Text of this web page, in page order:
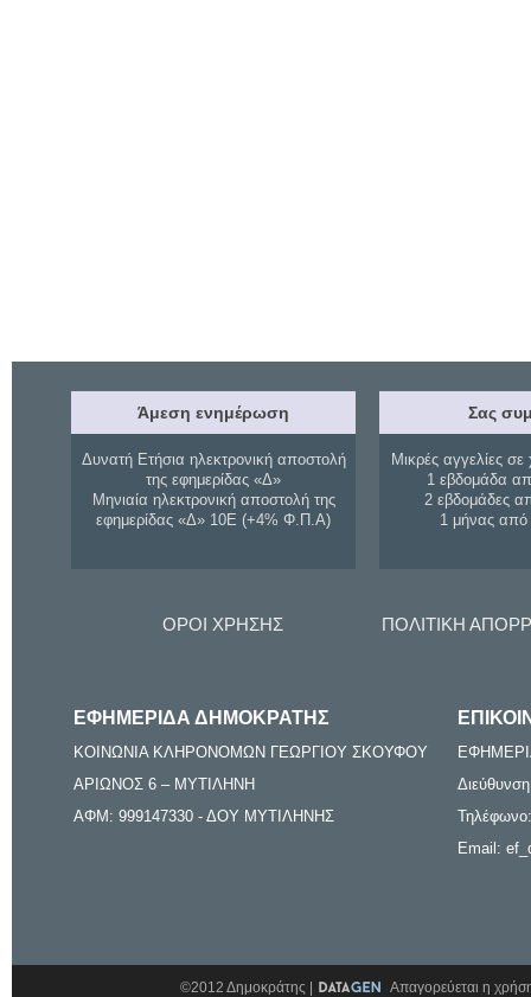
Άμεση ενημέρωση
Δυνατή Ετήσια ηλεκτρονική αποστολή
της εφημερίδας «Δ»
Μηνιαία ηλεκτρονική αποστολή της
εφημερίδας «Δ» 10Ε (+4% Φ.Π.Α)
Σας
Μικρές αγγελίες σε
1 εβδομάδα
2 εβδομάδες
1 μήνας
ΟΡΟΙ ΧΡΗΣΗΣ ΠΟΛΙΤΙΚΗ
ΕΦΗΜΕΡΙΔΑ ΔΗΜΟΚΡΑΤΗΣ
ΚΟΙΝΩΝΙΑ ΚΛΗΡΟΝΟΜΩΝ ΓΕΩΡΓΙΟΥ ΣΚΟΥΦΟΥ
ΑΡΙΩΝΟΣ 6 – ΜΥΤΙΛΗΝΗ
ΑΦΜ: 999147330 - ΔΟΥ ΜΥΤΙΛΗΝΗΣ
Email:
©2012 Δημοκράτης | Απαγορεύεται η